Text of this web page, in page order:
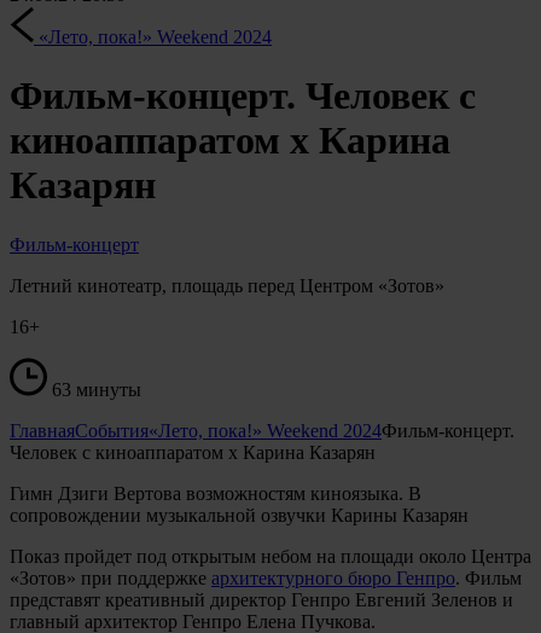
«Лето, пока!» Weekend 2024
Фильм-концерт. Человек с
киноаппаратом х Карина
Казарян
Фильм-концерт
Летний кинотеатр, площадь перед Центром «Зотов»
16+
63 минуты
ГлавнаяСобытия«Лето, пока!» Weekend 2024Фильм-концерт.
Человек с киноаппаратом х Карина Казарян
Гимн Дзиги Вертова возможностям киноязыка. В
сопровождении музыкальной озвучки Карины Казарян
Показ пройдет под открытым небом на площади около Центра
«Зотов» при поддержке архитектурного бюро Генпро. Фильм
представят креативный директор Генпро Евгений Зеленов и
главный архитектор Генпро Елена Пучкова.